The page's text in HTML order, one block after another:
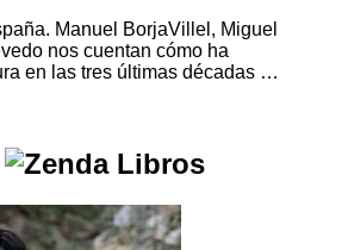
Manuel BorjaVillel, Miguel
nos cuentan cómo ha
en las tres últimas décadas …